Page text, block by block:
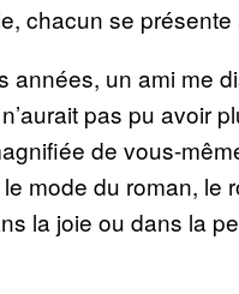
chacun se
années, un ami me
pas pu avoir
de vous-
mode du roman, le
la joie ou dans la